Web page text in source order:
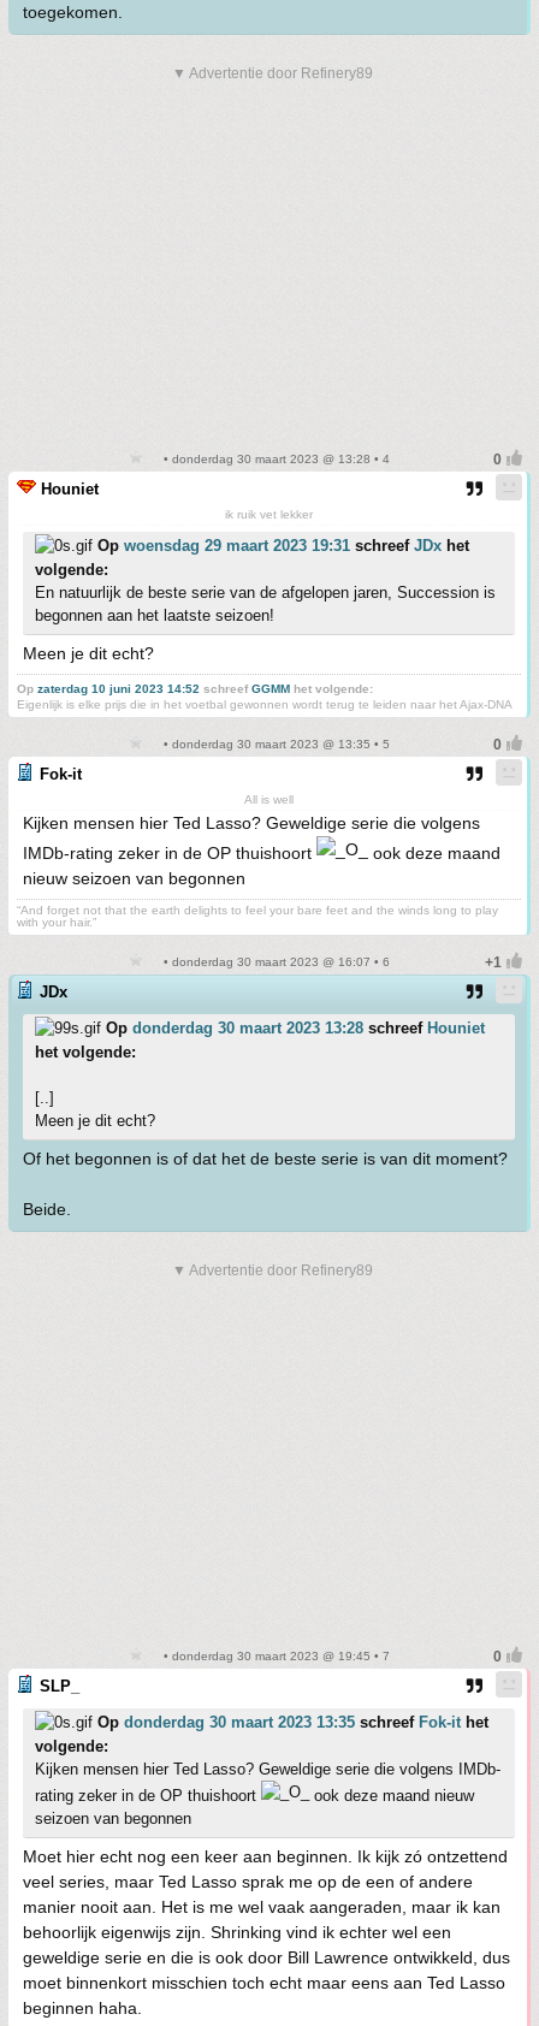
toegekomen.
▼ Advertentie door Refinery89
• donderdag 30 maart 2023 @ 13:28 • 4
Houniet
ik ruik vet lekker
Op woensdag 29 maart 2023 19:31 schreef JDx het
volgende:
En natuurlijk de beste serie van de afgelopen jaren, Succession is
begonnen aan het laatste seizoen!
Meen je dit echt?
Op zaterdag 10 juni 2023 14:52 schreefGGMM het volgende:
Eigenlijk is elke prijs die in het voetbal gewonnen wordt terug te leiden naar het Ajax-DNA
• donderdag 30 maart 2023 @ 13:35 • 5
Fok-it
All is well
Kijken mensen hier Ted Lasso? Geweldige serie die volgens
IMDb-rating zeker in de OP thuishoort
ook deze maand
nieuw seizoen van begonnen
“And forget not that the earth delights to feel your bare feet and the winds long to play
with your hair.”
• donderdag 30 maart 2023 @ 16:07 • 6
JDx
Op donderdag 30 maart 2023 13:28 schreef Houniet
het volgende:
[..]
Meen je dit echt?
Of het begonnen is of dat het de beste serie is van dit moment?
Beide.
▼ Advertentie door Refinery89
• donderdag 30 maart 2023 @ 19:45 • 7
SLP_
Op donderdag 30 maart 2023 13:35 schreef Fok-it het
volgende:
Kijken mensen hier Ted Lasso? Geweldige serie die volgens IMDb-
rating zeker in de OP thuishoort
ook deze maand nieuw
seizoen van begonnen
Moet hier echt nog een keer aan beginnen. Ik kijk zó ontzettend
veel series, maar Ted Lasso sprak me op de een of andere
manier nooit aan. Het is me wel vaak aangeraden, maar ik kan
behoorlijk eigenwijs zijn. Shrinking vind ik echter wel een
geweldige serie en die is ook door Bill Lawrence ontwikkeld, dus
moet binnenkort misschien toch echt maar eens aan Ted Lasso
beginnen haha.